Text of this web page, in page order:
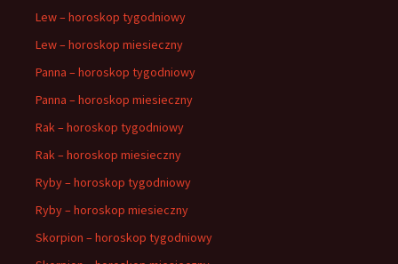
Lew – horoskop tygodniowy
Lew – horoskop miesieczny
Panna – horoskop tygodniowy
Panna – horoskop miesieczny
Rak – horoskop tygodniowy
Rak – horoskop miesieczny
Ryby – horoskop tygodniowy
Ryby – horoskop miesieczny
Skorpion – horoskop tygodniowy